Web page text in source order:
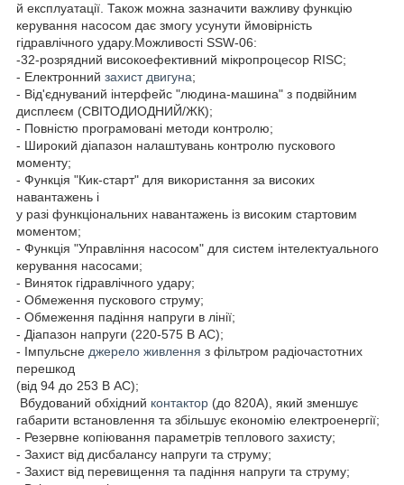
й експлуатації. Також можна зазначити важливу функцію
керування насосом дає змогу усунути ймовірність
гідравлічного удару.Можливості SSW-06:
-32-розрядний високоефективний мікропроцесор RISC;
- Електронний захист двигуна;
- Від'єднуваний інтерфейс "людина-машина" з подвійним
дисплеєм (СВІТОДИОДНИЙ/ЖК);
- Повністю програмовані методи контролю;
- Широкий діапазон налаштувань контролю пускового
моменту;
- Функція "Кик-старт" для використання за високих
навантажень і
у разі функціональних навантажень із високим стартовим
моментом;
- Функція "Управління насосом" для систем інтелектуального
керування насосами;
- Виняток гідравлічного удару;
- Обмеження пускового струму;
- Обмеження падіння напруги в лінії;
- Діапазон напруги (220-575 В AC);
- Імпульсне джерело живлення з фільтром радіочастотних
перешкод
(від 94 до 253 В AC);
Вбудований обхідний контактор (до 820A), який зменшує
габарити встановлення та збільшує економію електроенергії;
- Резервне копіювання параметрів теплового захисту;
- Захист від дисбалансу напруги та струму;
- Захист від перевищення та падіння напруги та струму;